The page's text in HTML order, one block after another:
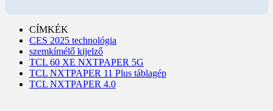
CÍMKÉK
CES 2025 technológia
szemkímélő kijelző
TCL 60 XE NXTPAPER 5G
TCL NXTPAPER 11 Plus táblagép
TCL NXTPAPER 4.0